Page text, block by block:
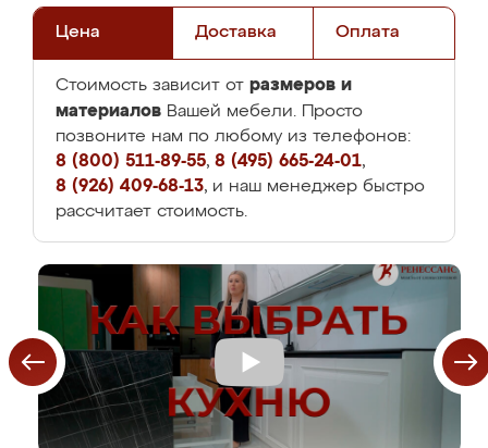
Цена Доставка Оплата
Стоимость зависит от размеров и
материалов Вашей мебели. Просто
позвоните нам по любому из телефонов:
8 (800) 511-89-55, 8 (495) 665-24-01,
8 (926) 409-68-13, и наш менеджер быстро
рассчитает стоимость.